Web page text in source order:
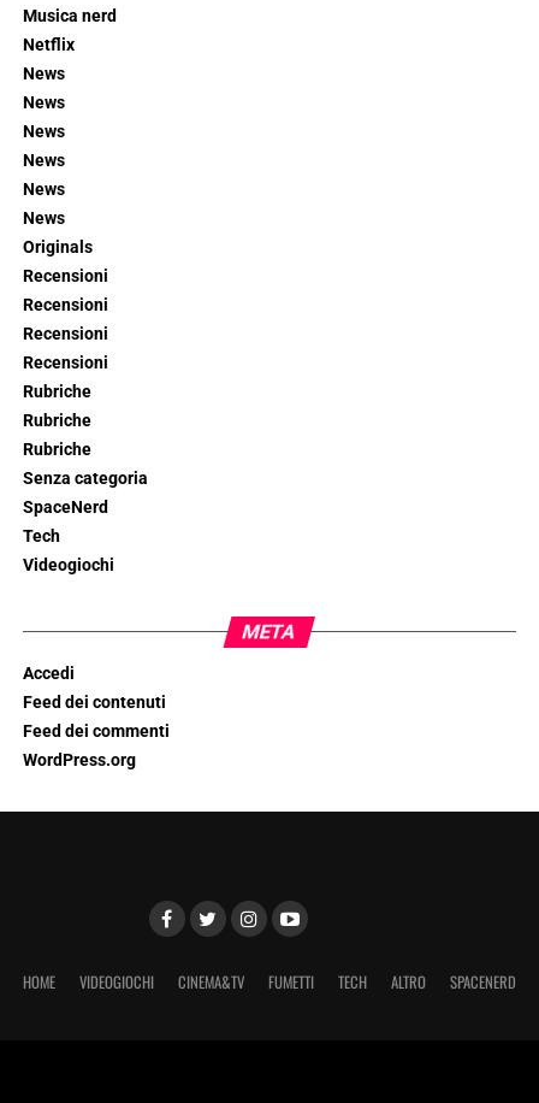
Musica nerd
Netflix
News
News
News
News
News
News
Originals
Recensioni
Recensioni
Recensioni
Recensioni
Rubriche
Rubriche
Rubriche
Senza categoria
SpaceNerd
Tech
Videogiochi
META
Accedi
Feed dei contenuti
Feed dei commenti
WordPress.org
HOME VIDEOGIOCHI CINEMA&TV FUMETTI TECH ALTRO SPACENERD